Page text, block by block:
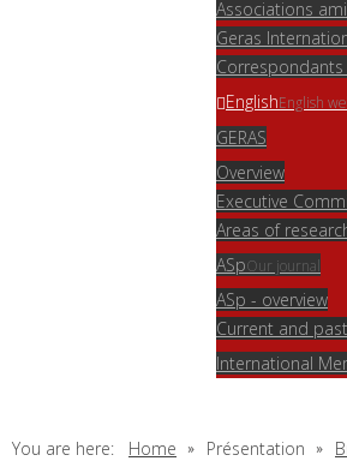
Associations
Geras
EnglishEnglish
GERAS
Overview
Executive
Areas of
ASpOur journal
ASp - overview
Current and
International
You are here: Home Présentation